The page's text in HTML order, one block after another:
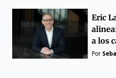
Eric
a los
Por